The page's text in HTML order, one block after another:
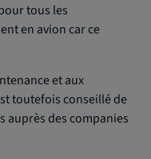
tous les
en avion car ce
et aux
toutefois conseillé de
auprès des companies